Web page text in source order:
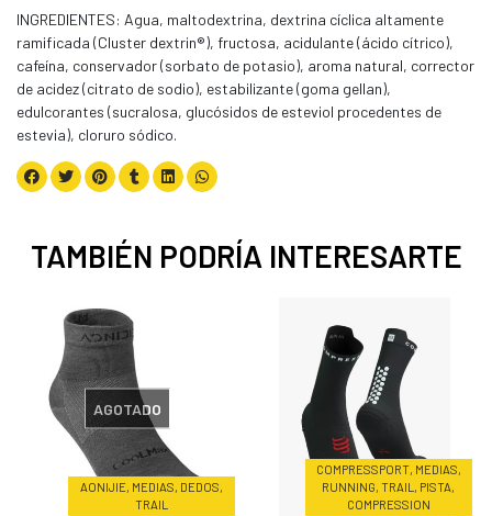
INGREDIENTES: Agua, maltodextrina, dextrina cíclica altamente
ramificada (Cluster dextrin®), fructosa, acidulante (ácido cítrico),
cafeína, conservador (sorbato de potasio), aroma natural, corrector
de acidez (citrato de sodio), estabilizante (goma gellan),
edulcorantes (sucralosa, glucósidos de esteviol procedentes de
estevia), cloruro sódico.
TAMBIÉN PODRÍA INTERESARTE
AONIJIE, MEDIAS, DEDOS,
TRAIL
AGOTADO
COMPRESSPORT, MEDIAS,
RUNNING, TRAIL, PISTA,
COMPRESSION